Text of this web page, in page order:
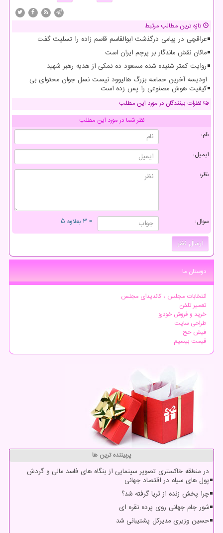
تازه ترین مطالب مرتبط
عراقچی در پیامی درگذشت ابوالقاسم قاسم زاده را تسلیت گفت
ماکان نقش ماندگار بر پرچم ایران است
روایت کمتر شنیده شده مسعود ده نمکی از هدیه رهبر شهید
اودیسه آخرین حماسه بزرگ هالیوود نیست نسل جوان محتوای بی
کیفیت هوش مصنوعی را پس زده است
نظرات بینندگان در مورد این مطلب
نظر شما در مورد این مطلب
نام:
ایمیل:
نظر:
سوال: = ۳ بعلاوه ۵
دوستان ما
انتخابات مجلس ، کاندیدای مجلس
تعمیر تلفن
خرید و فروش خودرو
طراحی سایت
فیش حج
قیمت بیسیم
پربیننده ترین ها
در منطقه خاکستری تصویر سینمایی از بنگاه های فاسد مالی و گردش
پول های سیاه در اقتصاد جهانی
چرا پخش زنده از ثریا گرفته شد؟
شور جام جهانی روی پرده نقره ای
حسین وزیری مدیرکل پشتیبانی شد